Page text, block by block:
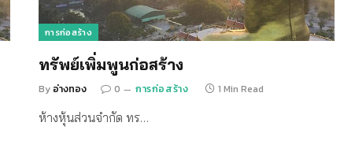
การก่อสร้าง
ทรัพย์เพิ่มพูนก่อสร้าง
By อ่างทอง 0 การก่อสร้าง 1 Min Read
ห้างหุ้นส่วนจำกัด ทร…